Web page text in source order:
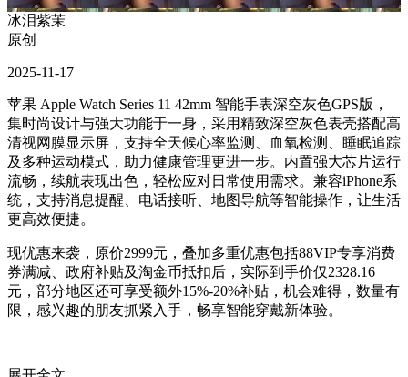
冰泪紫茉
原创
2025-11-17
苹果 Apple Watch Series 11 42mm 智能手表深空灰色GPS版，
集时尚设计与强大功能于一身，采用精致深空灰色表壳搭配高
清视网膜显示屏，支持全天候心率监测、血氧检测、睡眠追踪
及多种运动模式，助力健康管理更进一步。内置强大芯片运行
流畅，续航表现出色，轻松应对日常使用需求。兼容iPhone系
统，支持消息提醒、电话接听、地图导航等智能操作，让生活
更高效便捷。
现优惠来袭，原价2999元，叠加多重优惠包括88VIP专享消费
券满减、政府补贴及淘金币抵扣后，实际到手价仅2328.16
元，部分地区还可享受额外15%-20%补贴，机会难得，数量有
限，感兴趣的朋友抓紧入手，畅享智能穿戴新体验。